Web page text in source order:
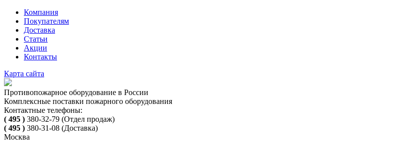
Компания
Покупателям
Доставка
Статьи
Акции
Контакты
Карта сайта
Противопожарное оборудование в России
Комплексные поставки пожарного оборудования
Контактные телефоны:
( 495 ) 380-32-79 (Отдел продаж)
( 495 ) 380-31-08 (Доставка)
Москва